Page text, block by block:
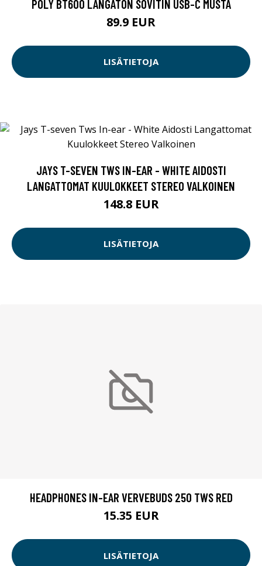
POLY BT600 LANGATON SOVITIN USB-C MUSTA
89.9 EUR
LISÄTIETOJA
JAYS T-SEVEN TWS IN-EAR - WHITE AIDOSTI
LANGATTOMAT KUULOKKEET STEREO VALKOINEN
148.8 EUR
LISÄTIETOJA
HEADPHONES IN-EAR VERVEBUDS 250 TWS RED
15.35 EUR
LISÄTIETOJA